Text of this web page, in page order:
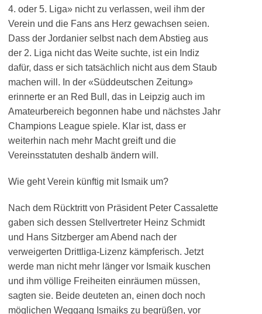
4. oder 5. Liga» nicht zu verlassen, weil ihm der
Verein und die Fans ans Herz gewachsen seien.
Dass der Jordanier selbst nach dem Abstieg aus
der 2. Liga nicht das Weite suchte, ist ein Indiz
dafür, dass er sich tatsächlich nicht aus dem Staub
machen will. In der «Süddeutschen Zeitung»
erinnerte er an Red Bull, das in Leipzig auch im
Amateurbereich begonnen habe und nächstes Jahr
Champions League spiele. Klar ist, dass er
weiterhin nach mehr Macht greift und die
Vereinsstatuten deshalb ändern will.
Wie geht Verein künftig mit Ismaik um?
Nach dem Rücktritt von Präsident Peter Cassalette
gaben sich dessen Stellvertreter Heinz Schmidt
und Hans Sitzberger am Abend nach der
verweigerten Drittliga-Lizenz kämpferisch. Jetzt
werde man nicht mehr länger vor Ismaik kuschen
und ihm völlige Freiheiten einräumen müssen,
sagten sie. Beide deuteten an, einen doch noch
möglichen Weggang Ismaiks zu begrüßen, vor